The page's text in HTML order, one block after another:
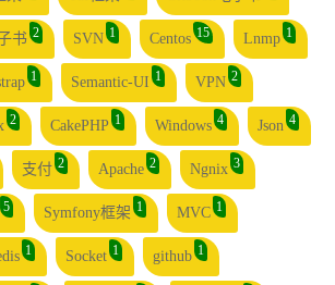
书 2 SVN 1 Centos 15 Lnmp 1
1 Semantic-UI 1 VPN 2
2 CakePHP 1 Windows 4 Json 4
支付 2 Apache 2 Ngnix 3
5 Symfony框架 1 MVC 1
1 Socket 1 github 1